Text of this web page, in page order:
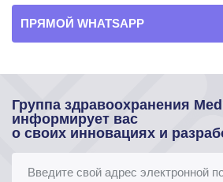
ПРЯМОЙ WHATSAPP
Группа здравоохранения
информирует вас
о своих инновациях и